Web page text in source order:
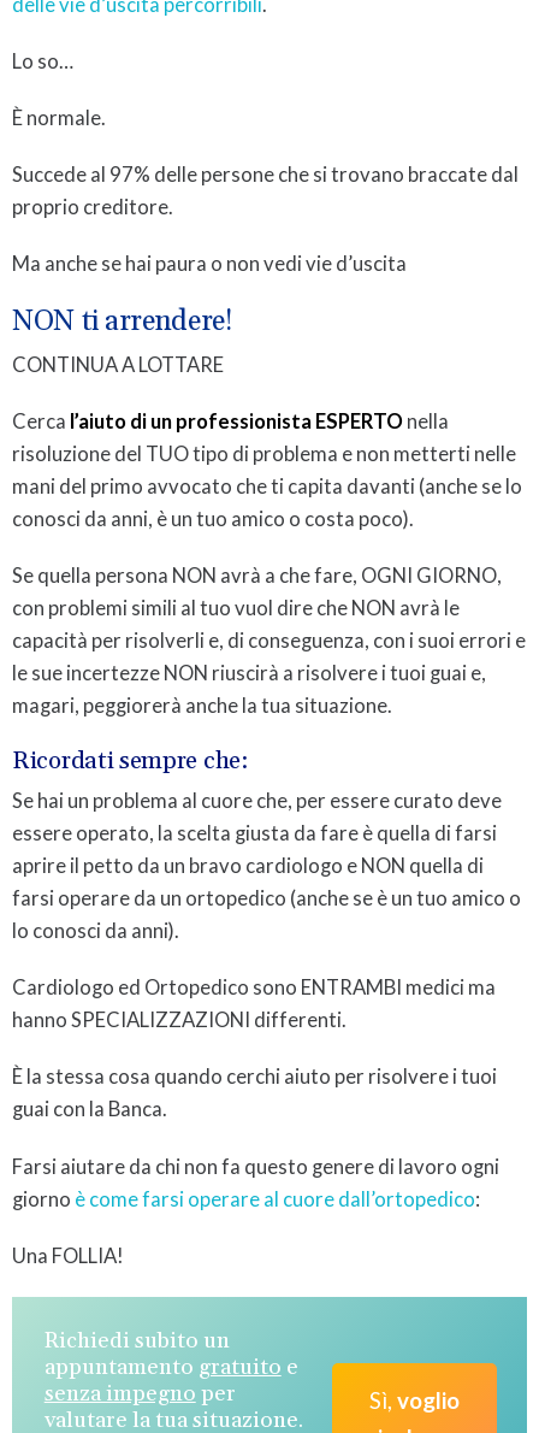
Lo so…
È normale.
Succede al 97% delle persone che si trovano braccate dal
proprio creditore.
Ma anche se hai paura o non vedi vie d’uscita
NON ti arrendere!
CONTINUA A LOTTARE
Cerca l’aiuto di un professionista ESPERTO nella
risoluzione del TUO tipo di problema e non metterti nelle
mani del primo avvocato che ti capita davanti (anche se lo
conosci da anni, è un tuo amico o costa poco).
Se quella persona NON avrà a che fare, OGNI GIORNO,
con problemi simili al tuo vuol dire che NON avrà le
capacità per risolverli e, di conseguenza, con i suoi errori e
le sue incertezze NON riuscirà a risolvere i tuoi guai e,
magari, peggiorerà anche la tua situazione.
Ricordati sempre che:
Se hai un problema al cuore che, per essere curato deve
essere operato, la scelta giusta da fare è quella di farsi
aprire il petto da un bravo cardiologo e NON quella di
farsi operare da un ortopedico (anche se è un tuo amico o
lo conosci da anni).
Cardiologo ed Ortopedico sono ENTRAMBI medici ma
hanno SPECIALIZZAZIONI differenti.
È la stessa cosa quando cerchi aiuto per risolvere i tuoi
guai con la Banca.
Farsi aiutare da chi non fa questo genere di lavoro ogni
giorno è come farsi operare al cuore dall’ortopedico:
Una FOLLIA!
Richiedi subito un
appuntamento gratuito e
senza impegno per
valutare la tua situazione.
Sì, voglio